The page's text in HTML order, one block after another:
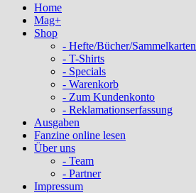
Home
Mag+
Shop
- Hefte/Bücher/Sammelkarten
- T-Shirts
- Specials
- Warenkorb
- Zum Kundenkonto
- Reklamationserfassung
Ausgaben
Fanzine online lesen
Über uns
- Team
- Partner
Impressum